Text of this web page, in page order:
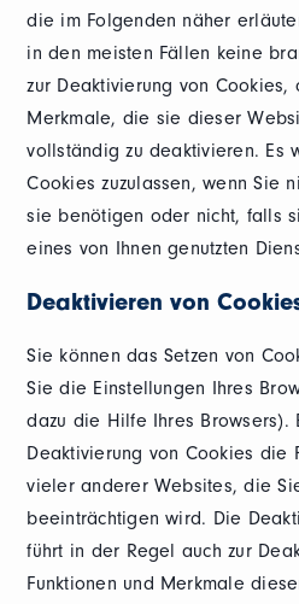
die im Folgenden näher
in den meisten Fällen keine
zur Deaktivierung von Cookies,
Merkmale, die sie dieser
vollständig zu deaktivieren. Es
Cookies zuzulassen, wenn Sie
sie benötigen oder nicht, falls
eines von Ihnen genutzten
Deaktivieren von
Sie können das Setzen von
Sie die Einstellungen Ihres
dazu die Hilfe Ihres Browsers).
Deaktivierung von Cookies die
vieler anderer Websites, die
beeinträchtigen wird. Die
führt in der Regel auch zur
Funktionen und Merkmale